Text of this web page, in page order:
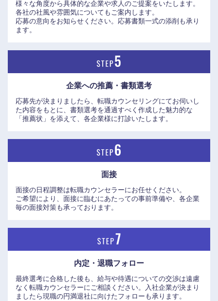
様々な角度から具体的な企業や求人のご提案をいたします。
各社の社風や雰囲気についてもご案内します。
応募の意向をお知らせください。応募書類一式の添削も承り
ます。
企業への推薦・書類選考
応募先が決まりましたら、転職カウンセリングにてお伺いし
た内容をもとに、書類選考を通過すべく作成した魅力的な
「推薦状」を添えて、各企業様に打診いたします。
面接
面接の日程調整は転職カウンセラーにお任せください。
ご希望により、面接に臨むにあたっての事前準備や、各企業
毎の面接対策も承っております。
内定・退職フォロー
最終選考に合格した後も、給与や待遇についての交渉は遠慮
なく転職カウンセラーにご相談ください。入社企業が決まり
ましたら現職の円満退社に向けたフォローも承ります。
鹿児島県 沖縄県